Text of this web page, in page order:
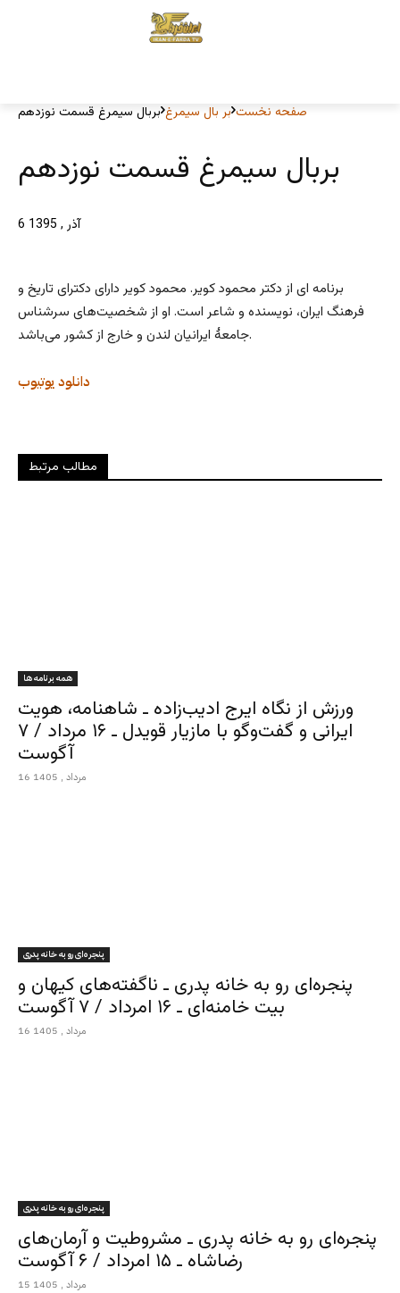
صفحه نخست بر بال سیمرغ بربال سیمرغ قسمت نوزدهم
بربال سیمرغ قسمت نوزدهم
6 آذر , 1395
برنامه ای از دکتر محمود کویر. محمود کویر دارای دکترای تاریخ و
فرهنگ ایران، نویسنده و شاعر است. او از شخصیت‌های سرشناس
جامعۀ ایرانیان لندن و خارج از کشور می‌باشد.
یوتیوب دانلود
مطالب مرتبط
همه برنامه ها
ورزش از نگاه ایرج ادیب‌زاده ـ شاهنامه، هویت
ایرانی و گفت‌وگو با مازیار قویدل ـ ۱۶ مرداد / ۷
آگوست
16 مرداد , 1405
پنجره‌ای رو به خانه پدری
پنجره‌ای رو به خانه پدری ـ ناگفته‌های کیهان و
بیت خامنه‌ای ـ ۱۶ امرداد / ۷ آگوست
16 مرداد , 1405
پنجره‌ای رو به خانه پدری
پنجره‌ای رو به خانه پدری ـ مشروطیت و آرمان‌های
رضاشاه ـ ۱۵ امرداد / ۶ آگوست
15 مرداد , 1405